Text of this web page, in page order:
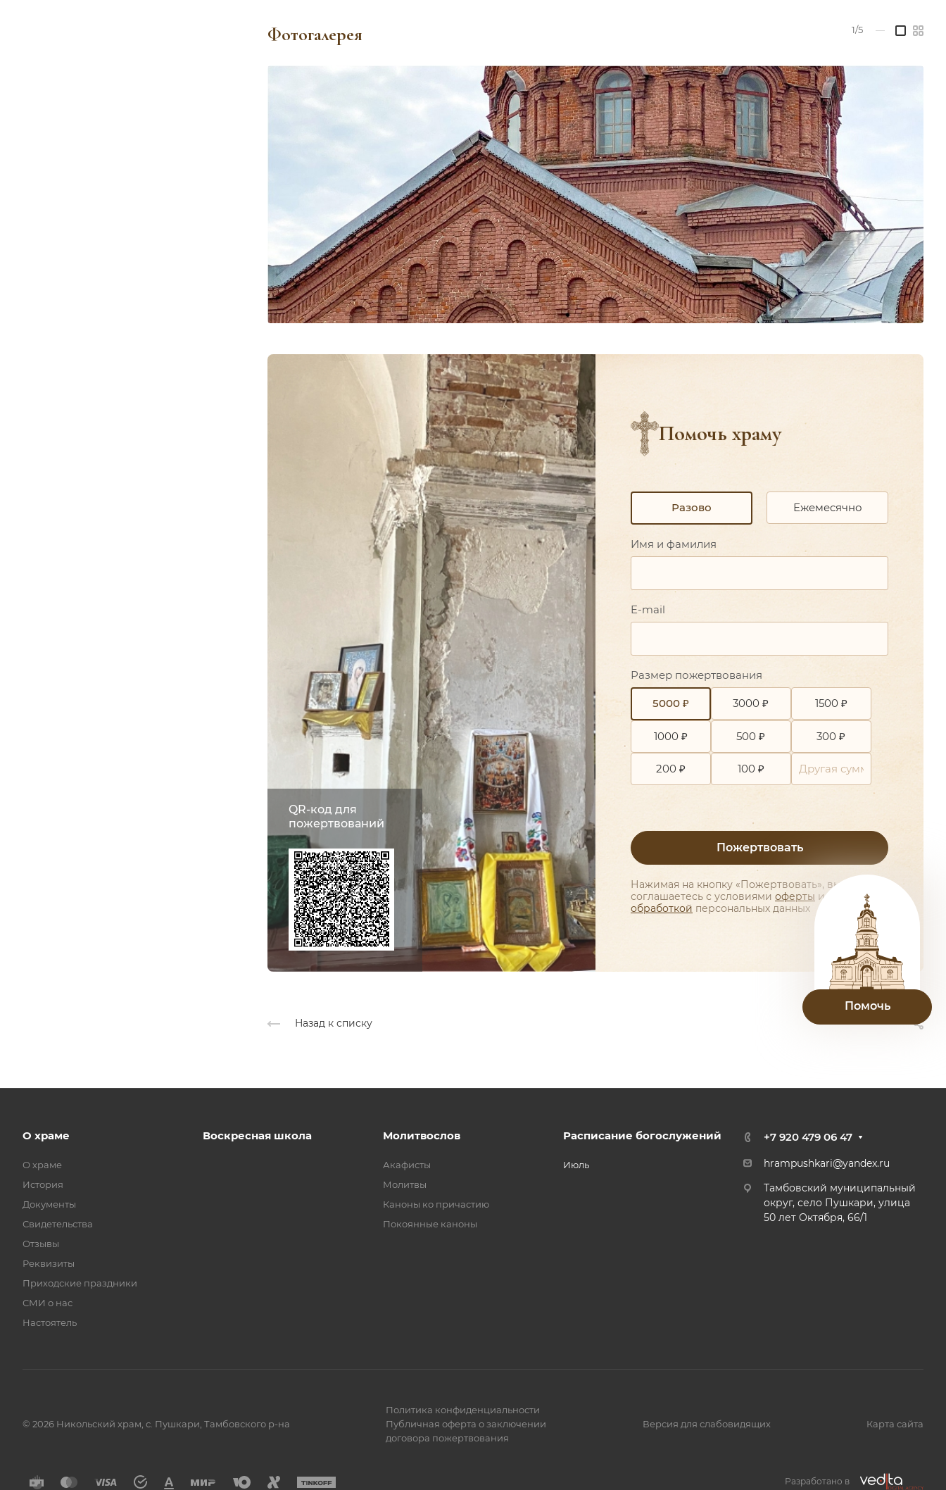
Фотогалерея 1/5 —
QR-код для
пожертвований
Помочь храму
Разово Ежемесячно
Имя и фамилия
E-mail
Размер пожертвования
5000 ₽ 3000 ₽ 1500 ₽
1000 ₽ 500 ₽ 300 ₽
200 ₽ 100 ₽
Пожертвовать
Нажимая на кнопку «Пожертвовать», вы
соглашаетесь с условиями оферты и
обработкой персональных данных
Назад к списку
Помочь
О храме
О храме
История
Документы
Свидетельства
Отзывы
Реквизиты
Приходские праздники
СМИ о нас
Настоятель
Воскресная школа Молитвослов
Акафисты
Молитвы
Каноны ко причастию
Покоянные каноны
Расписание богослужений
Июль
+7 920 479 06 47
hrampushkari@yandex.ru
Тамбовский муниципальный
округ, село Пушкари, улица
50 лет Октября, 66/1
© 2026 Никольский храм, с. Пушкари, Тамбовского р-на
Политика конфиденциальности
Публичная оферта о заключении
договора пожертвования
Версия для слабовидящих Карта сайта
Разработано в